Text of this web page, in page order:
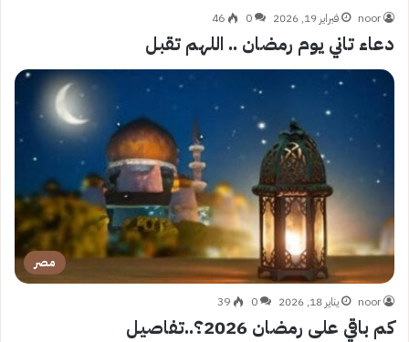
noor فبراير 19, 2026 0
46
دعاء تاني يوم رمضان .. اللهم تقبل
مصر
noor يناير 18, 2026 0
39
كم باقي على رمضان 2026؟..تفاصيل